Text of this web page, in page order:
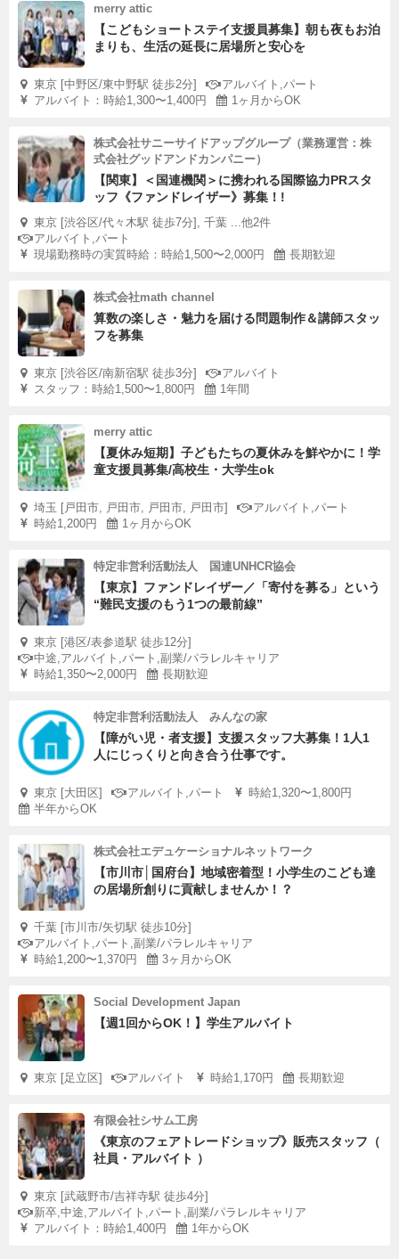
merry attic
【こどもショートステイ支援員募集】朝も夜もお泊
まりも、生活の延長に居場所と安心を
東京 [中野区/東中野駅 徒歩2分]
アルバイト,パート
アルバイト：時給1,300〜1,400円
1ヶ月からOK
株式会社サニーサイドアップグループ（業務運営：株
式会社グッドアンドカンパニー）
【関東】＜国連機関＞に携われる国際協力PRスタ
ッフ《ファンドレイザー》募集！!
東京 [渋谷区/代々木駅 徒歩7分], 千葉 ...他2件
アルバイト,パート
現場勤務時の実質時給：時給1,500〜2,000円
長期歓迎
株式会社math channel
算数の楽しさ・魅力を届ける問題制作＆講師スタッ
フを募集
東京 [渋谷区/南新宿駅 徒歩3分]
アルバイト
スタッフ：時給1,500〜1,800円
1年間
merry attic
【夏休み短期】子どもたちの夏休みを鮮やかに！学
童支援員募集/高校生・大学生ok
埼玉 [戸田市, 戸田市, 戸田市, 戸田市]
アルバイト,パート
時給1,200円
1ヶ月からOK
特定非営利活動法人 国連UNHCR協会
【東京】ファンドレイザー／「寄付を募る」という
“難民支援のもう1つの最前線”
東京 [港区/表参道駅 徒歩12分]
中途,アルバイト,パート,副業/パラレルキャリア
時給1,350〜2,000円
長期歓迎
特定非営利活動法人 みんなの家
【障がい児・者支援】支援スタッフ大募集！1人1
人にじっくりと向き合う仕事です。
東京 [大田区] アルバイト,パート
時給1,320〜1,800円
半年からOK
株式会社エデュケーショナルネットワーク
【市川市│国府台】地域密着型！小学生のこども達
の居場所創りに貢献しませんか！？
千葉 [市川市/矢切駅 徒歩10分]
アルバイト,パート,副業/パラレルキャリア
時給1,200〜1,370円
3ヶ月からOK
Social Development Japan
【週1回からOK！】学生アルバイト
東京 [足立区] アルバイト 時給1,170円 長期歓迎
有限会社シサム工房
《東京のフェアトレードショップ》販売スタッフ（
社員・アルバイト ）
東京 [武蔵野市/吉祥寺駅 徒歩4分]
新卒,中途,アルバイト,パート,副業/パラレルキャリア
アルバイト：時給1,400円
1年からOK